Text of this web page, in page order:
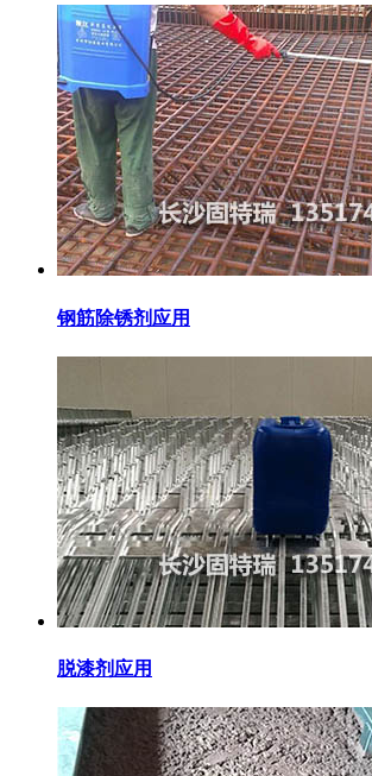
钢筋除锈剂应用
脱漆剂应用